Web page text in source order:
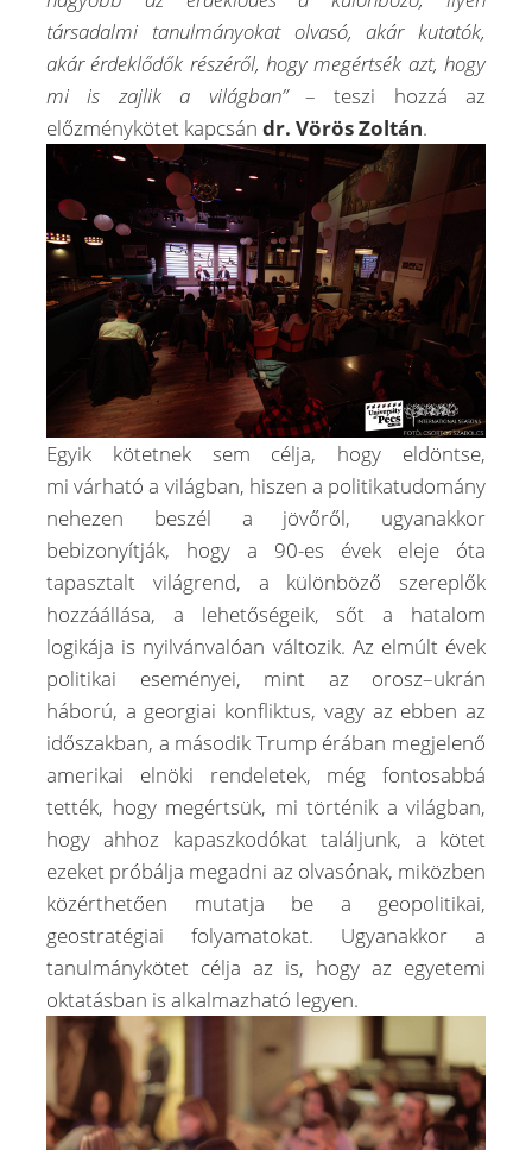
társadalmi tanulmányokat olvasó, akár kutatók,
akár érdeklődők részéről, hogy megértsék azt, hogy
mi is zajlik a világban”– teszi hozzá az
előzménykötet kapcsán dr. Vörös Zoltán.
Egyik kötetnek sem célja, hogy eldöntse,
mi várható a világban, hiszen a politikatudomány
nehezen beszél a jövőről, ugyanakkor
bebizonyítják, hogy a 90-es évek eleje óta
tapasztalt világrend, a különböző szereplők
hozzáállása, a lehetőségeik, sőt a hatalom
logikája is nyilvánvalóan változik. Az elmúlt évek
politikai eseményei, mint az orosz–ukrán
háború, a georgiai konfliktus, vagy az ebben az
időszakban, a második Trump érában megjelenő
amerikai elnöki rendeletek, még fontosabbá
tették, hogy megértsük, mi történik a világban,
hogy ahhoz kapaszkodókat találjunk, a kötet
ezeket próbálja megadni az olvasónak, miközben
közérthetően mutatja be a geopolitikai,
geostratégiai folyamatokat. Ugyanakkor a
tanulmánykötet célja az is, hogy az egyetemi
oktatásban is alkalmazható legyen.